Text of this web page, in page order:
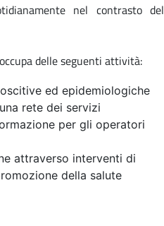
nel contrasto del
delle seguenti attività:
ed epidemiologiche
rete dei servizi
per gli operatori
attraverso interventi di
della salute